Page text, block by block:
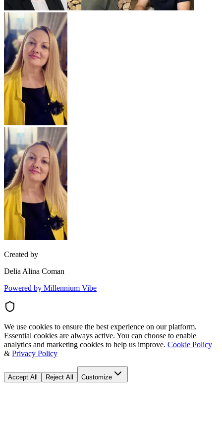
Created by
Delia Alina Coman
Powered by Millennium Vibe
We use cookies to ensure the best experience on our platform.
Essential cookies are always active. You can choose to enable
analytics and marketing cookies to help us improve. Cookie Policy
& Privacy Policy
Accept All Reject All Customize